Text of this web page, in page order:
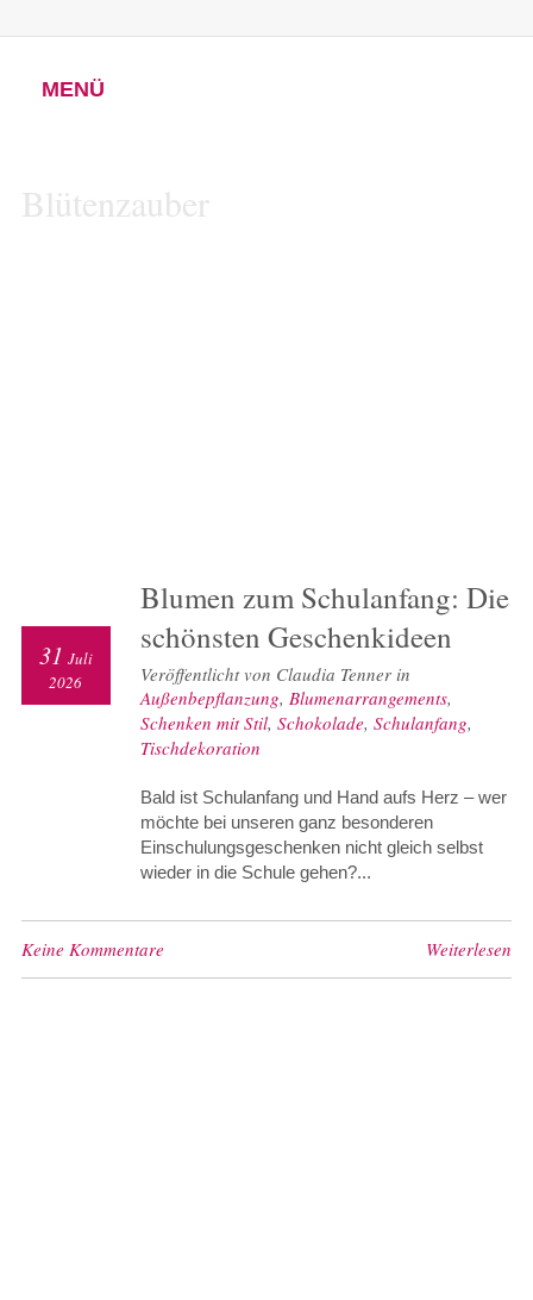
MENÜ
Blütenzauber
Blumen zum Schulanfang: Die
schönsten Geschenkideen
31 Juli
2026
Veröffentlicht von Claudia Tenner in
Außenbepflanzung, Blumenarrangements,
Schenken mit Stil, Schokolade, Schulanfang,
Tischdekoration
Bald ist Schulanfang und Hand aufs Herz – wer
möchte bei unseren ganz besonderen
Einschulungsgeschenken nicht gleich selbst
wieder in die Schule gehen?...
Keine Kommentare Weiterlesen